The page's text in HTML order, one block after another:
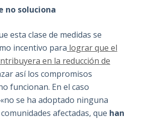
no soluciona
esta clase de medidas se
incentivo para lograr que el
en la reducción de
así los compromisos
funcionan. En el caso
se ha adoptado ninguna
afectadas, que han